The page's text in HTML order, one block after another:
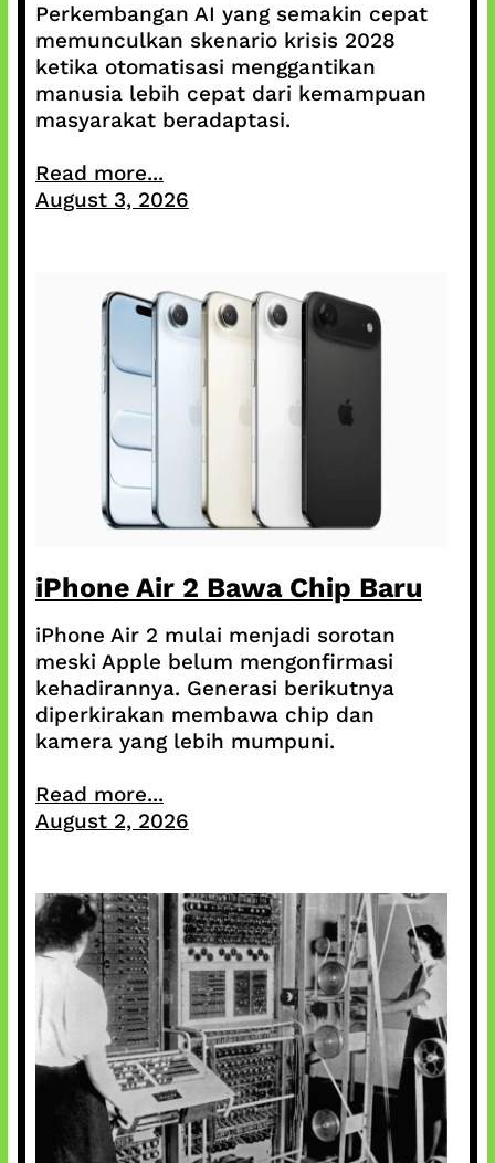
Perkembangan AI yang semakin cepat
memunculkan skenario krisis 2028
ketika otomatisasi menggantikan
manusia lebih cepat dari kemampuan
masyarakat beradaptasi.
Read more...
August 3, 2026
iPhone Air 2 Bawa Chip Baru
iPhone Air 2 mulai menjadi sorotan
meski Apple belum mengonfirmasi
kehadirannya. Generasi berikutnya
diperkirakan membawa chip dan
kamera yang lebih mumpuni.
Read more...
August 2, 2026